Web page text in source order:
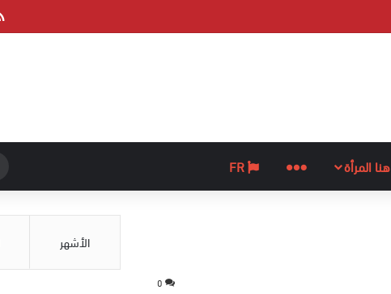
هنا المرأة المزيد
0
الأشهر